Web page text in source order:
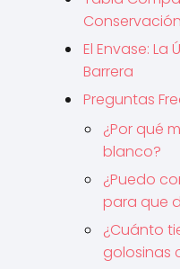
Conservación
El Envase: La
Barrera
Preguntas
¿Por qué
blanco?
¿Puedo
para que
¿Cuánto
golosinas